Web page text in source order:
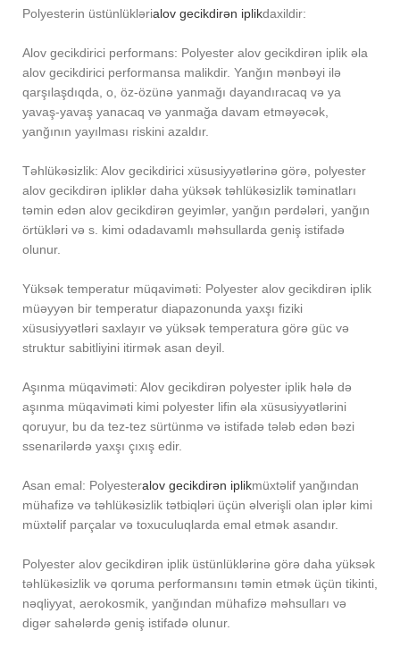
Polyesterin üstünlüklərialov gecikdirən iplikdaxildir:
Alov gecikdirici performans: Polyester alov gecikdirən iplik əla
alov gecikdirici performansa malikdir. Yanğın mənbəyi ilə
qarşılaşdıqda, o, öz-özünə yanmağı dayandıracaq və ya
yavaş-yavaş yanacaq və yanmağa davam etməyəcək,
yanğının yayılması riskini azaldır.
Təhlükəsizlik: Alov gecikdirici xüsusiyyətlərinə görə, polyester
alov gecikdirən ipliklər daha yüksək təhlükəsizlik təminatları
təmin edən alov gecikdirən geyimlər, yanğın pərdələri, yanğın
örtükləri və s. kimi odadavamlı məhsullarda geniş istifadə
olunur.
Yüksək temperatur müqaviməti: Polyester alov gecikdirən iplik
müəyyən bir temperatur diapazonunda yaxşı fiziki
xüsusiyyətləri saxlayır və yüksək temperatura görə güc və
struktur sabitliyini itirmək asan deyil.
Aşınma müqaviməti: Alov gecikdirən polyester iplik hələ də
aşınma müqaviməti kimi polyester lifin əla xüsusiyyətlərini
qoruyur, bu da tez-tez sürtünmə və istifadə tələb edən bəzi
ssenarilərdə yaxşı çıxış edir.
Asan emal: Polyesteralov gecikdirən iplikmüxtəlif yanğından
mühafizə və təhlükəsizlik tətbiqləri üçün əlverişli olan iplər kimi
müxtəlif parçalar və toxuculuqlarda emal etmək asandır.
Polyester alov gecikdirən iplik üstünlüklərinə görə daha yüksək
təhlükəsizlik və qoruma performansını təmin etmək üçün tikinti,
nəqliyyat, aerokosmik, yanğından mühafizə məhsulları və
digər sahələrdə geniş istifadə olunur.